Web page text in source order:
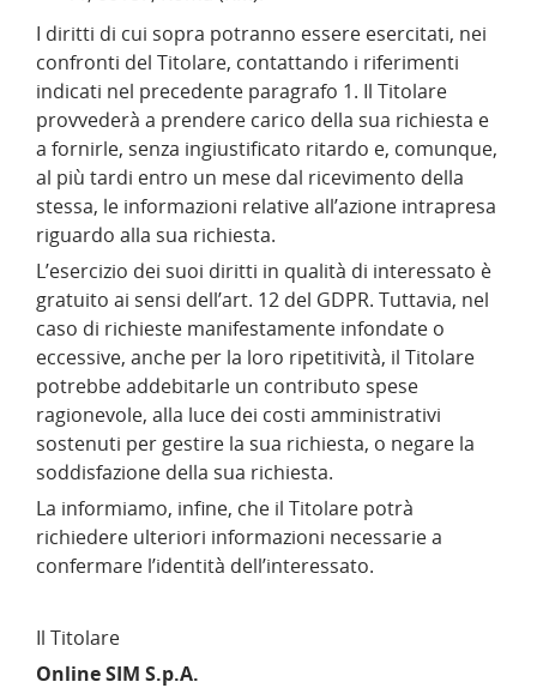
I diritti di cui sopra potranno essere esercitati, nei
confronti del Titolare, contattando i riferimenti
indicati nel precedente paragrafo 1. Il Titolare
provvederà a prendere carico della sua richiesta e
a fornirle, senza ingiustificato ritardo e, comunque,
al più tardi entro un mese dal ricevimento della
stessa, le informazioni relative all’azione intrapresa
riguardo alla sua richiesta.
L’esercizio dei suoi diritti in qualità di interessato è
gratuito ai sensi dell’art. 12 del GDPR. Tuttavia, nel
caso di richieste manifestamente infondate o
eccessive, anche per la loro ripetitività, il Titolare
potrebbe addebitarle un contributo spese
ragionevole, alla luce dei costi amministrativi
sostenuti per gestire la sua richiesta, o negare la
soddisfazione della sua richiesta.
La informiamo, infine, che il Titolare potrà
richiedere ulteriori informazioni necessarie a
confermare l’identità dell’interessato.
Il Titolare
Online SIM S.p.A.